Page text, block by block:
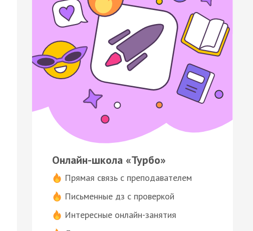
Онлайн-школа «Турбо»
Прямая связь с преподавателем
Письменные дз с проверкой
Интересные онлайн-занятия